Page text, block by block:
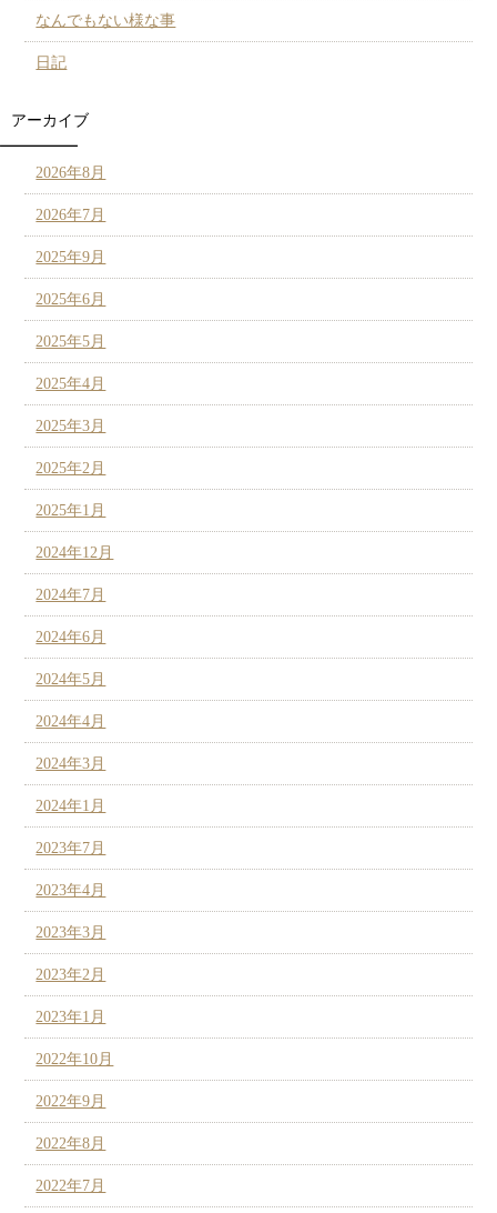
なんでもない様な事
日記
アーカイブ
2026年8月
2026年7月
2025年9月
2025年6月
2025年5月
2025年4月
2025年3月
2025年2月
2025年1月
2024年12月
2024年7月
2024年6月
2024年5月
2024年4月
2024年3月
2024年1月
2023年7月
2023年4月
2023年3月
2023年2月
2023年1月
2022年10月
2022年9月
2022年8月
2022年7月